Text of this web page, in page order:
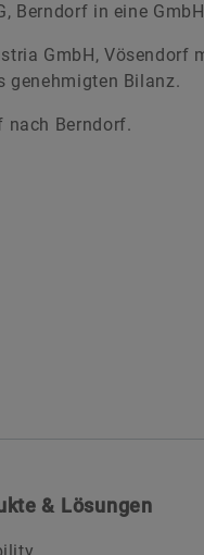
Berndorf in eine
GmbH, Vösendorf
genehmigten Bilanz.
nach Berndorf.
& Lösungen